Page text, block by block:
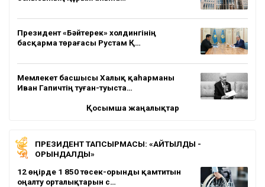
Президент «Бәйтерек» холдингінің
басқарма төрағасы Рустам Қ…
Мемлекет басшысы Халық қаһарманы
Иван Гапичтің туған-туыста…
Қосымша жаңалықтар
ПРЕЗИДЕНТ ТАПСЫРМАСЫ: «АЙТЫЛДЫ -
ОРЫНДАЛДЫ»
12 өңірде 1 850 төсек-орынды қамтитын
оңалту орталықтарын с…